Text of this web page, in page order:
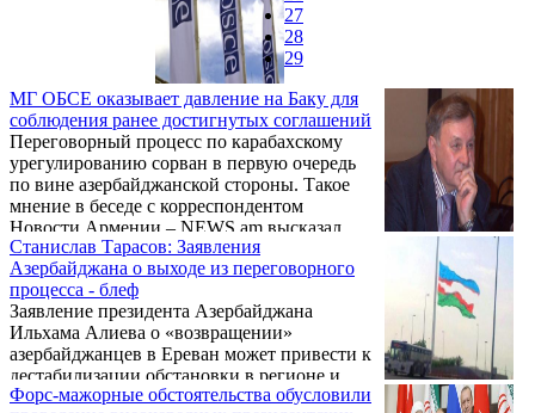
случае, если Вашингтон сочтет объем
закупок существенным. Учитывая то, что
Азербайджан и Армения — это две страны,
покупающие российское оружие и
находящиеся фактически в состоянии
войны из-за нагорно-карабахского ...
МГ ОБСЕ оказывает давление на Баку для
соблюдения ранее достигнутых соглашений
Переговорный процесс по карабахскому
урегулированию сорван в первую очередь
по вине азербайджанской стороны. Такое
мнение в беседе с корреспондентом
Новости Армении – NEWS.am высказал
российский аналитик Станислав Тарасов.
Станислав Тарасов: Заявления
Азербайджана о выходе из переговорного
процесса - блеф
Заявление президента Азербайджана
Ильхама Алиева о «возвращении»
азербайджанцев в Ереван может привести к
дестабилизации обстановки в регионе и
создает излишнюю напряженность.
Форс-мажорные обстоятельства обусловили
27
28
29